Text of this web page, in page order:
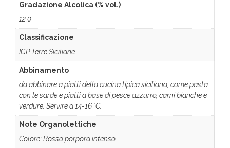
Gradazione Alcolica (% vol.)
12.0
Classificazione
IGP Terre Siciliane
Abbinamento
da abbinare a piatti della cucina tipica siciliana, come pasta
con le sarde e piatti a base di pesce azzurro, carni bianche e
verdure. Servire a 14-16 °C.
Note Organolettiche
Colore: Rosso porpora intenso